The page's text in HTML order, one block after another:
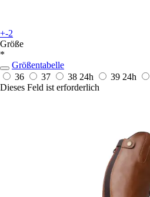
+-2
Größe
*
Größentabelle
36
37 38 24h 39 24h
Dieses Feld ist erforderlich